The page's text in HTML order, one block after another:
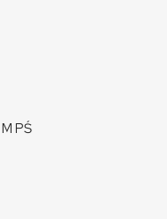
M PŚ